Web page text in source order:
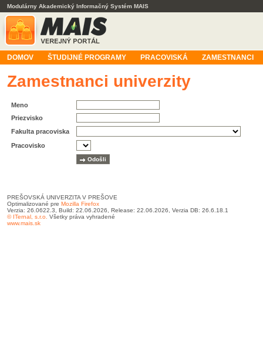
Modulárny Akademický Informačný Systém MAIS
DOMOV ŠTUDIJNÉ PROGRAMY PRACOVISKÁ ZAMESTNANCI
Zamestnanci univerzity
Meno
Priezvisko
Fakulta pracoviska
Pracovisko
PREŠOVSKÁ UNIVERZITA V PREŠOVE
Optimalizované pre Mozilla Firefox
Verzia: 26.0622.3, Build: 22.06.2026, Release: 22.06.2026, Verzia DB: 26.6.18.1
© ITernal, s.r.o. Všetky práva vyhradené
www.mais.sk